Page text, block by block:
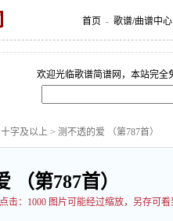
首页 - 歌谱/曲谱中心
欢迎光临歌谱简谱网，本站完全
十字及以上 > 测不透的爱 （第787首）
（第787首）
点击： 1000 图片可能经过缩放，另存可